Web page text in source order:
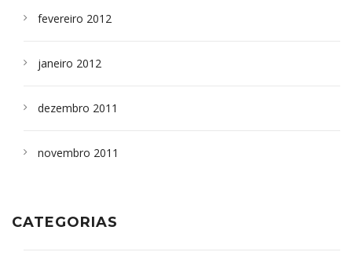
fevereiro 2012
janeiro 2012
dezembro 2011
novembro 2011
CATEGORIAS